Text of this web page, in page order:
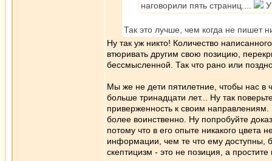
наговорили пять страниц....
Так это лучше, чем когда не пишет
Ну так уж никто! Количество
втюривать другим свою позицию,
бессмысленной. Так что рано или
Мы же не дети пятилетние, чтобы нас в
больше тринадцати лет... Ну так
приверженность к своим
более воинственно. Ну попробуйте
потому что в его опыте никакого
информации, чем те что ему доступны,
скептицизм - это не позиция, а